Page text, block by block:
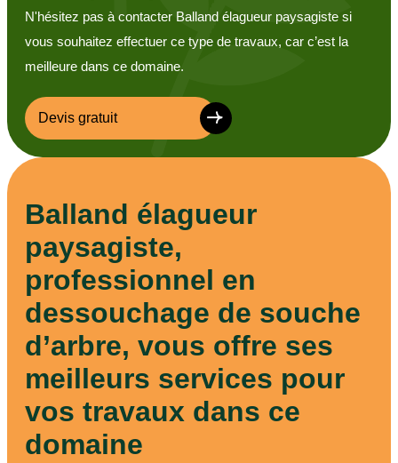
N'hésitez pas à contacter Balland élagueur paysagiste si
vous souhaitez effectuer ce type de travaux, car c’est la
meilleure dans ce domaine.
Devis gratuit
Balland élagueur
paysagiste,
professionnel en
dessouchage de souche
d’arbre, vous offre ses
meilleurs services pour
vos travaux dans ce
domaine